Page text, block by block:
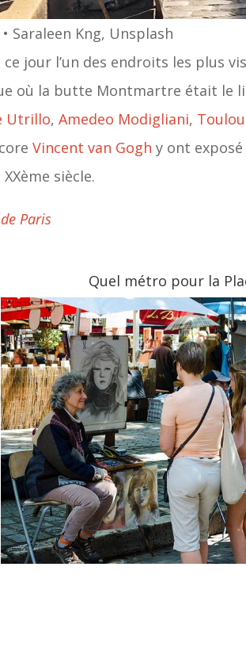
Saraleen Kng, Unsplash
jour l’un des endroits les plus
où la butte Montmartre était le
Utrillo,Amedeo Modigliani,
Vincent van Gogh y ont
siècle.
Paris
Quel métro pour la